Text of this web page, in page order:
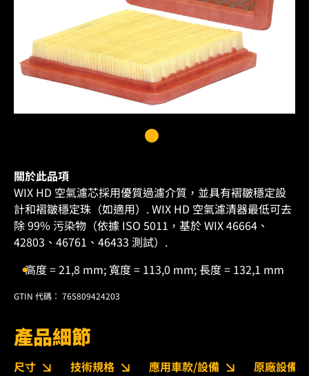
關於此品項
WIX HD 空氣濾芯採用優質過濾介質，並具有褶皺穩定設
計和褶皺穩定珠（如適用）. WIX HD 空氣濾清器最低可去
除 99% 污染物（依據 ISO 5011，基於 WIX 46664、
42803、46761、46433 測試）.
高度 = 21,8 mm; 寬度 = 113,0 mm; 長度 = 132,1 mm
GTIN 代碼： 765809424203
產品細節
尺寸 技術規格 應用車款/設備 原廠設備